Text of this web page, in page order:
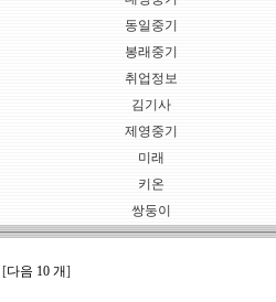
동일중기
봉래중기
취업정보
김기사
제영중기
미래
키온
쌍둥이
[다음 10 개]